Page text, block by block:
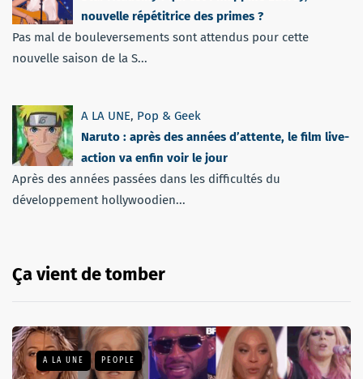
nouvelle répétitrice des primes ?
Pas mal de bouleversements sont attendus pour cette
nouvelle saison de la S...
A LA UNE, Pop & Geek
Naruto : après des années d’attente, le film live-
action va enfin voir le jour
Après des années passées dans les difficultés du
développement hollywoodien...
Ça vient de tomber
A LA UNE PEOPLE